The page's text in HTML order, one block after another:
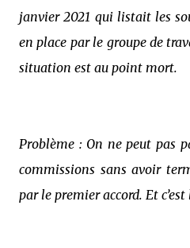
janvier 2021 qui listait les
en place par le groupe de
situation est au point mort.
Problème : On ne peut pas
commissions sans avoir
par le premier accord. Et